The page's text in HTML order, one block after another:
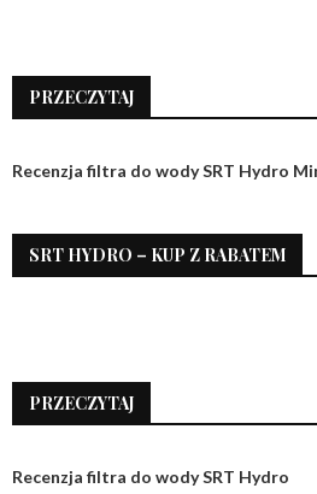
PRZECZYTAJ
Recenzja filtra do wody SRT Hydro
SRT HYDRO – KUP Z RABATEM
PRZECZYTAJ
Recenzja filtra do wody SRT Hydro